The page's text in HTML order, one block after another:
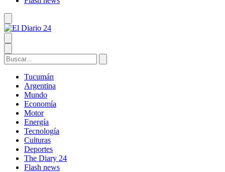
Tucumán
Argentina
Mundo
Economía
Motor
Energía
Tecnología
Culturas
Deportes
The Diary 24
Flash news